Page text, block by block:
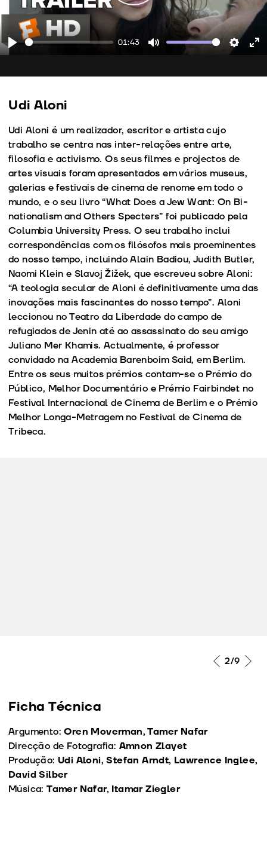
01:43
Udi Aloni
Udi Aloni é um realizador, escritor e artista cujo
trabalho se centra nas inter-relações entre arte,
filosofia e activismo. Os seus filmes e projectos de
artes visuais foram apresentados em vários museus,
galerias e festivais de cinema de renome em todo o
mundo, e o seu livro “What Does a Jew Want: On Bi-
nationalism and Others Specters” foi publicado pela
Columbia University Press. O seu trabalho inclui
correspondências com os filósofos mais proeminentes
do nosso tempo, incluindo Alain Badiou, Judith Butler,
Naomi Klein e Slavoj Žižek, que escreveu sobre Aloni:
“A teologia secular de Aloni é definitivamente uma das
inovações mais fascinantes do nosso tempo”. Aloni
leccionou no Teatro da Liberdade do campo de
refugiados de Jenin até ao assassinato do seu amigo
Juliano Mer Khamis. Actualmente, é professor
convidado na Academia Barenboim Said, em Berlim.
Entre os seus muitos prémios contam-se o Prémio do
Público, Melhor Documentário e Prémio Fairbindet no
Festival Internacional de Cinema de Berlim e o Prémio
Melhor Longa-Metragem no Festival de Cinema de
Tribeca.
2/9
Ficha Técnica
Argumento:Oren Moverman, Tamer Nafar
Direcção de Fotografia: Amnon Zlayet
Produção: Udi Aloni, Stefan Arndt, Lawrence Inglee,
David Silber
Música:Tamer Nafar, Itamar Ziegler